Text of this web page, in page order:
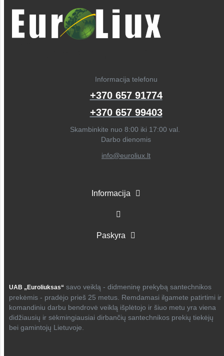
Informacija telefonu
+370 657 91774
+370 657 99403
Skambinkite nuo 8:00 iki 17:00 val.
Darbo dienomis
info@euroliux.lt
Informacija
Paskyra
UAB „Euroliuksas“ savo veiklą - didmeninę prekybą santechnikos
prekėmis - pradėjo prieš 25 metus. Remdamasi ilgamete patirtimi ir
komandiniu darbu bendrovė veiklą išplėtojo ir šiuo metu yra viena
didžiausių ir sėkmingiausiai dirbančių santechnikos prekių tiekėjų
bei gamintojų Lietuvoje.